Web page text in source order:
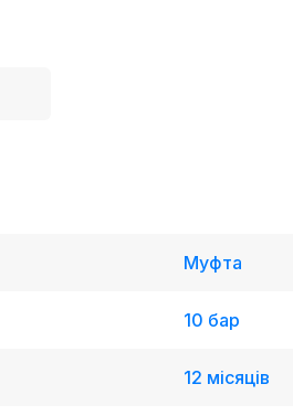
Муфта
10 бар
12 місяців